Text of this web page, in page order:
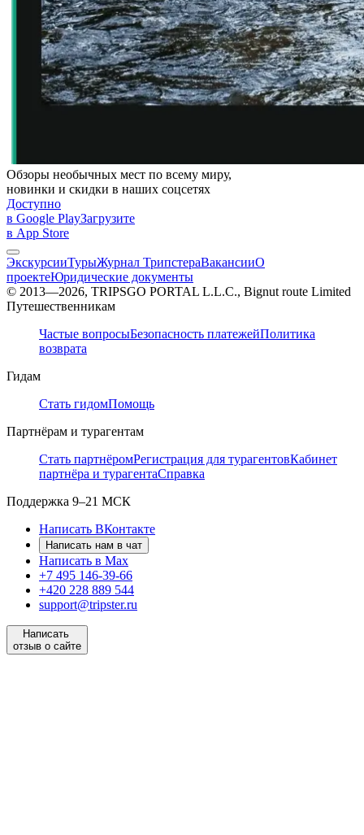
Обзоры необычных мест по всему миру,
новинки и скидки в наших соцсетях
Доступно
в Google PlayЗагрузите
в App Store
ЭкскурсииТурыЖурнал ТрипстераВакансииО
проектеЮридические документы
© 2013—2026, TRIPSGO PORTAL L.L.C., Bignut route Limited
Путешественникам
Частые вопросыБезопасность платежейПолитика
возврата
Гидам
Стать гидомПомощь
Партнёрам и турагентам
Стать партнёромРегистрация для турагентовКабинет
партнёра и турагентаСправка
Поддержка 9–21 МСК
Написать ВКонтакте
Написать нам в чат
Написать в Max
+7 495 146-39-66
+420 228 889 544
support@tripster.ru
Написать
отзыв о сайте